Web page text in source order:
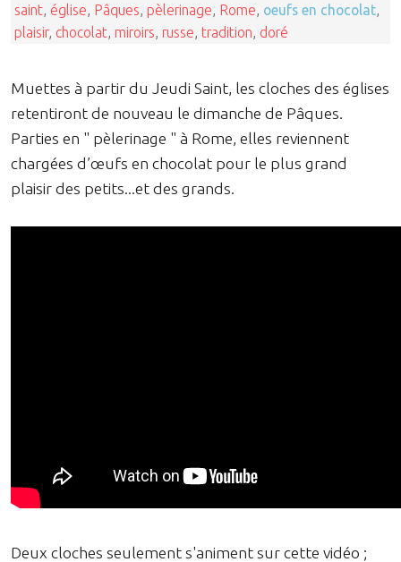
saint église Pâques pèlerinage Rome oeufs en chocolat
plaisir, chocolat miroirs russe tradition doré
Muettes à partir du Jeudi Saint, les cloches des églises
retentiront de nouveau le dimanche de Pâques.
Parties en " pèlerinage " à Rome, elles reviennent
chargées d’œufs en chocolat pour le plus grand
plaisir des petits...et des grands.
Deux cloches seulement s'animent sur cette vidéo ;